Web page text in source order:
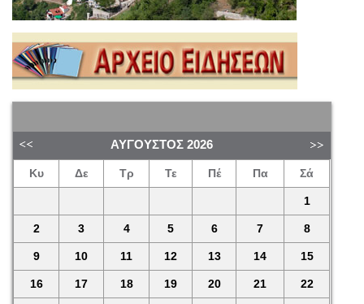
ΑΎΓΟΥΣΤΟΣ 2026
Κυ Δε Τρ Τε Πέ Πα Σά
1
2 3 4 5 6 7 8
9 10 11 12 13 14 15
16 17 18 19 20 21 22